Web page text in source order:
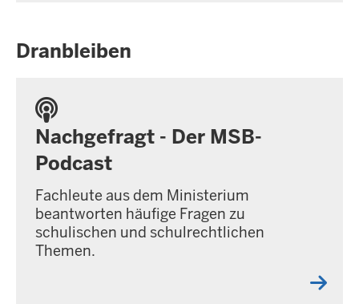
Dranbleiben
Nachgefragt - Der MSB-
Podcast
Fachleute aus dem Ministerium
beantworten häufige Fragen zu
schulischen und schulrechtlichen
Themen.